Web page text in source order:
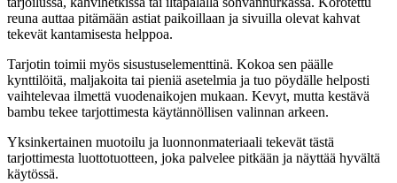
reuna auttaa pitämään astiat paikoillaan ja sivuilla olevat kahvat
tekevät kantamisesta helppoa.
Tarjotin toimii myös sisustuselementtinä. Kokoa sen päälle
kynttilöitä, maljakoita tai pieniä asetelmia ja tuo pöydälle helposti
vaihtelevaa ilmettä vuodenaikojen mukaan. Kevyt, mutta kestävä
bambu tekee tarjottimesta käytännöllisen valinnan arkeen.
Yksinkertainen muotoilu ja luonnonmateriaali tekevät tästä
tarjottimesta luottotuotteen, joka palvelee pitkään ja näyttää hyvältä
käytössä.